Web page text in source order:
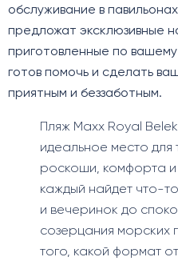
обслуживание в
предложат эксклюзивные
приготовленные по вашему
готов помочь и сделать
приятным и беззаботным.
Пляж Maxx Royal
идеальное место для
роскоши, комфорта и
каждый найдет что-
и вечеринок до
созерцания морских
того, какой формат